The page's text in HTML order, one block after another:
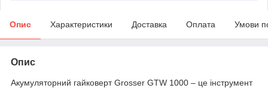
Опис Характеристики Доставка Оплата Умови
Опис
Акумуляторний гайковерт Grosser GTW 1000 – це інструмент